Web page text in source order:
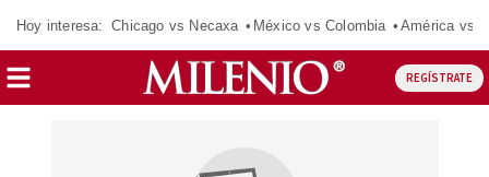
Hoy interesa: Chicago vs Necaxa México vs Colombia América vs
REGÍSTRATE